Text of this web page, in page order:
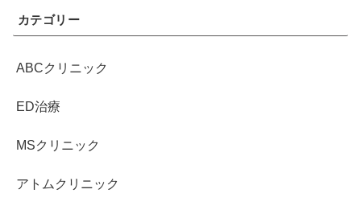
カテゴリー
ABCクリニック
ED治療
MSクリニック
アトムクリニック